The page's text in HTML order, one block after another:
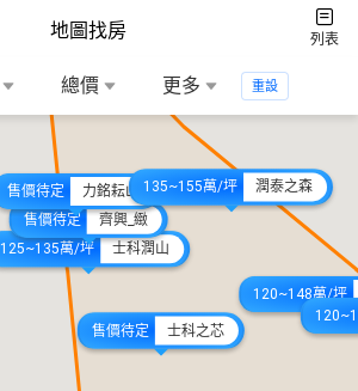
地圖找房 列表
總價 更多 重設
120~148萬/坪
125~135萬/坪 士科潤山
售價待定 士科之芯
售價待定 齊興_緻
售價待定 力銘耘山 135~155萬/坪 潤泰之森